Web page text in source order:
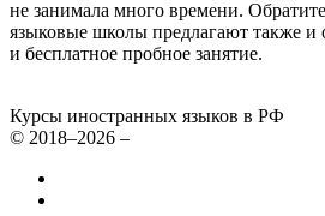
не занимала много времени.
языковые школы предлагают также и
и бесплатное пробное занятие.
Курсы иностранных языков в РФ
© 2018–2026 –